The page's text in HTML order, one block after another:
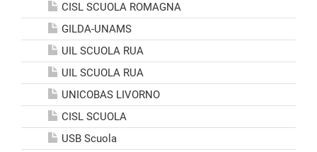
CISL SCUOLA ROMAGNA
GILDA-UNAMS
UIL SCUOLA RUA
UIL SCUOLA RUA
UNICOBAS LIVORNO
CISL SCUOLA
USB Scuola